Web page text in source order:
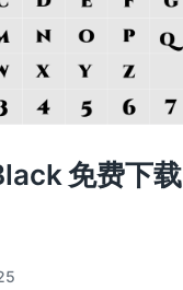
免费下载